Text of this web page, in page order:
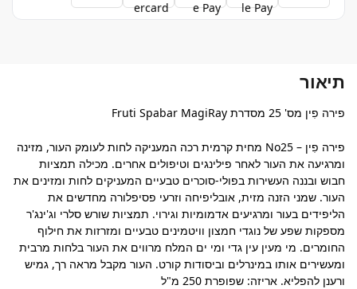
תיאור
פירה פִין מס' 25 מסדרת Fruti Spabar MagiRay
פירה פִין – No25 מחית קרמית רכה המעניקה לחות לעומק העור, מזינה
ומרגיעה את העור לאחר פילינגים וטיפולים אחרים. מכילה תמציות
חבוש ובננה העשירות בפולי-סוכרים טבעיים המעניקים לחות ומזינים את
העור. שמני הזנה מזית, אובליפיחה וזרעי פסיפלורה מחדשים את
הליפידים בעור ומרגיעים אדמומיות וגירוי. תמציות שורש סלרי וג'ינג'ר
מספקות שפע של נוגדי חמצון וויטמינים טבעיים ומזרזות את חילוף
החומרים. מי מעין עין גדי ומי ים המלח מרווים את העור בלחות מרבית
ומעשירים אותו במינרלים וביסודות קורט. העור מקבל מראה רך, גמיש
ורענן להפליא. אריזה: שפופרת 250 מ"ל